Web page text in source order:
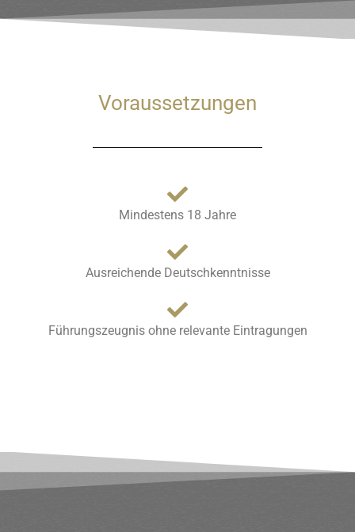
Voraussetzungen
Mindestens 18 Jahre
Ausreichende Deutschkenntnisse
Führungszeugnis ohne relevante Eintragungen